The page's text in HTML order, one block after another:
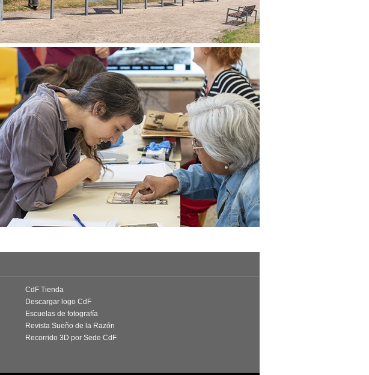
CdF Tienda
Descargar logo CdF
Escuelas de fotografía
Revista Sueño de la Razón
Recorrido 3D por Sede CdF